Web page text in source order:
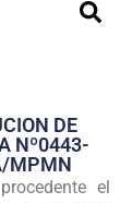
DE
Nº0443-
MPMN
procedente el